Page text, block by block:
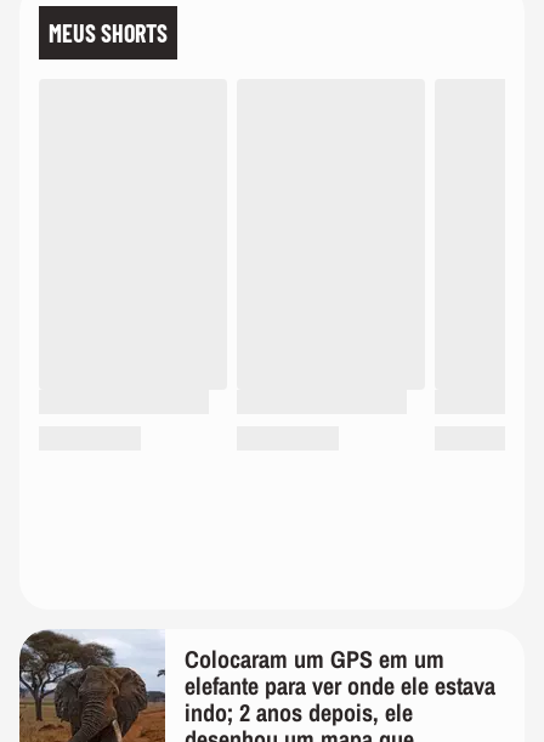
MEUS SHORTS
Colocaram um GPS em um
elefante para ver onde ele estava
indo; 2 anos depois, ele